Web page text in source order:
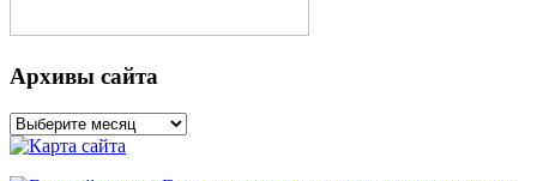
Архивы сайта
Архивы
сайта